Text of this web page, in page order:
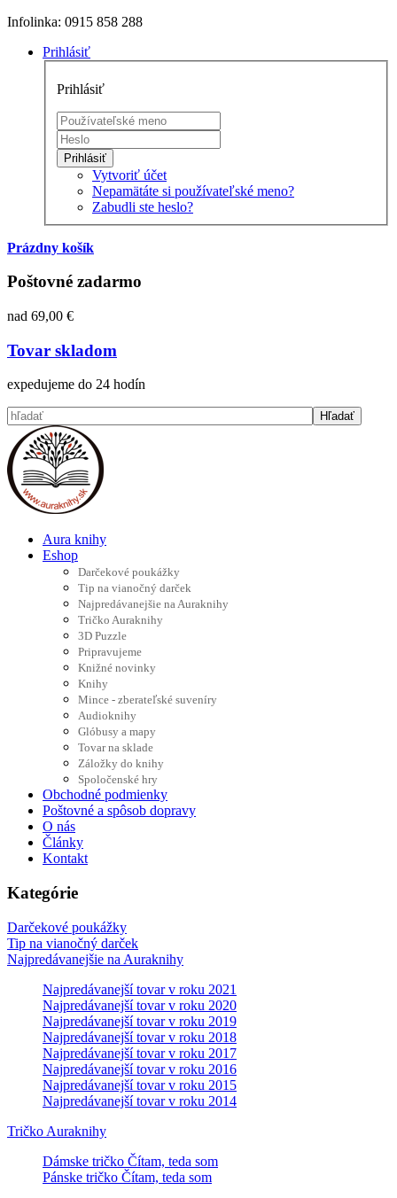
Infolinka: 0915 858 288
Prihlásiť
Prihlásiť
Prihlásiť
Vytvoriť účet
Nepamätáte si používateľské meno?
Zabudli ste heslo?
Prázdny košík
Poštovné zadarmo
nad 69,00 €
Tovar skladom
expedujeme do 24 hodín
Aura knihy
Eshop
Darčekové poukážky
Tip na vianočný darček
Najpredávanejšie na Auraknihy
Tričko Auraknihy
3D Puzzle
Pripravujeme
Knižné novinky
Knihy
Mince - zberateľské suveníry
Audioknihy
Glóbusy a mapy
Tovar na sklade
Záložky do knihy
Spoločenské hry
Obchodné podmienky
Poštovné a spôsob dopravy
O nás
Články
Kontakt
Kategórie
Darčekové poukážky
Tip na vianočný darček
Najpredávanejšie na Auraknihy
Najpredávanejší tovar v roku 2021
Najpredávanejší tovar v roku 2020
Najpredávanejší tovar v roku 2019
Najpredávanejší tovar v roku 2018
Najpredávanejší tovar v roku 2017
Najpredávanejší tovar v roku 2016
Najpredávanejší tovar v roku 2015
Najpredávanejší tovar v roku 2014
Tričko Auraknihy
Dámske tričko Čítam, teda som
Pánske tričko Čítam, teda som